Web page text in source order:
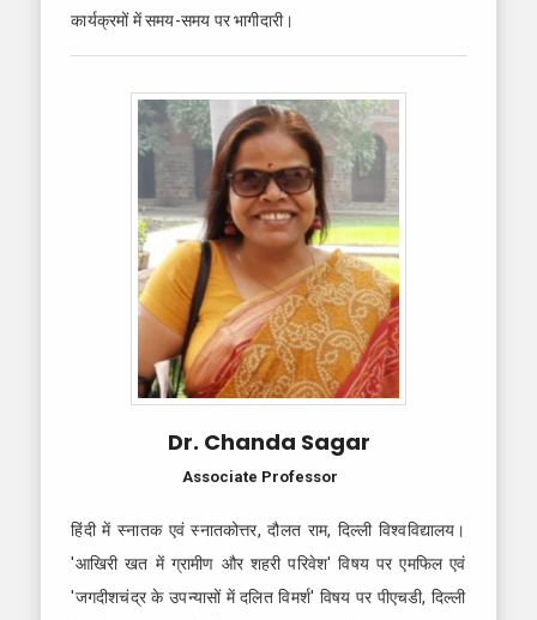
कार्यक्रमों में समय-समय पर भागीदारी।
Dr. Chanda Sagar
Associate Professor
हिंदी में स्नातक एवं स्नातकोत्तर, दौलत राम, दिल्ली विश्वविद्यालय।
'आखिरी खत में ग्रामीण और शहरी परिवेश' विषय पर एमफिल एवं
'जगदीशचंद्र के उपन्यासों में दलित विमर्श' विषय पर पीएचडी, दिल्ली